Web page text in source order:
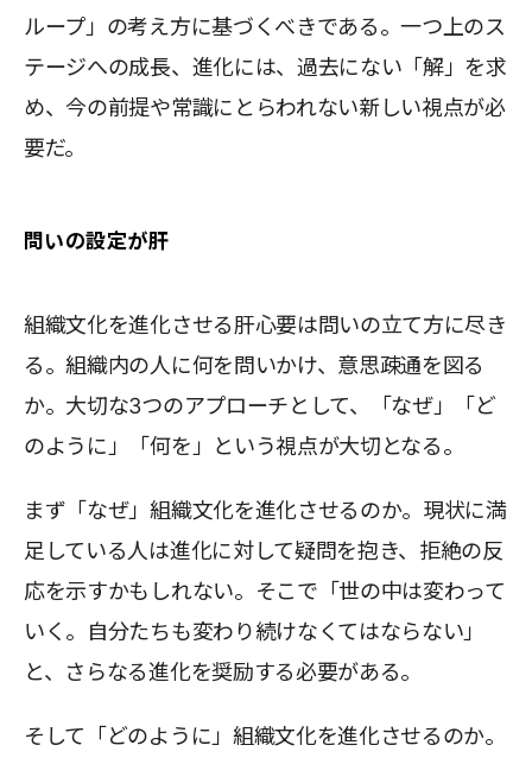
ループ」の考え方に基づくべきである。一つ上のス
テージへの成長、進化には、過去にない「解」を求
め、今の前提や常識にとらわれない新しい視点が必
要だ。
問いの設定が肝
組織文化を進化させる肝心要は問いの立て方に尽き
る。組織内の人に何を問いかけ、意思疎通を図る
か。大切な3つのアプローチとして、「なぜ」「ど
のように」「何を」という視点が大切となる。
まず「なぜ」組織文化を進化させるのか。現状に満
足している人は進化に対して疑問を抱き、拒絶の反
応を示すかもしれない。そこで「世の中は変わって
いく。自分たちも変わり続けなくてはならない」
と、さらなる進化を奨励する必要がある。
そして「どのように」組織文化を進化させるのか。